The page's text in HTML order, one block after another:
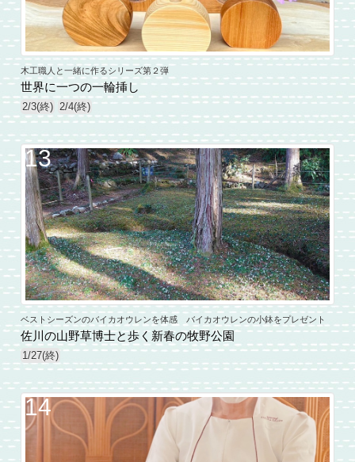
木工職人と一緒に作るシリーズ第２弾
世界に一つの一輪挿し
2/3(終) 2/4(終)
13
ベストシーズンのバイカオウレンを体感 バイカオウレンの小鉢をプレゼント
佐川の山野草博士と歩く新春の牧野公園
1/27(終)
14